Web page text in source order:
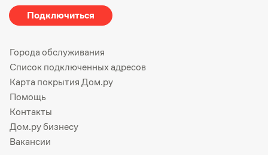
Подключиться
Города обслуживания
Список подключенных адресов
Карта покрытия Дом.ру
Помощь
Контакты
Дом.ру бизнесу
Вакансии